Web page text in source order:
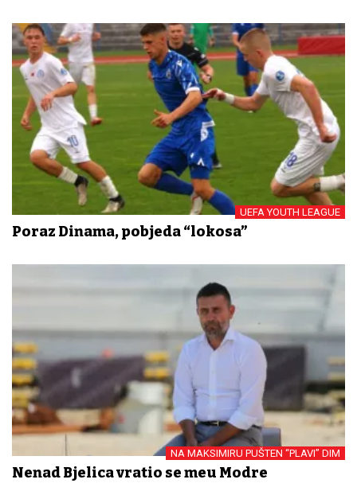
UEFA YOUTH LEAGUE
Poraz Dinama, pobjeda “lokosa”
NA MAKSIMIRU PUŠTEN “PLAVI” DIM
Nenad Bjelica vratio se među Modre